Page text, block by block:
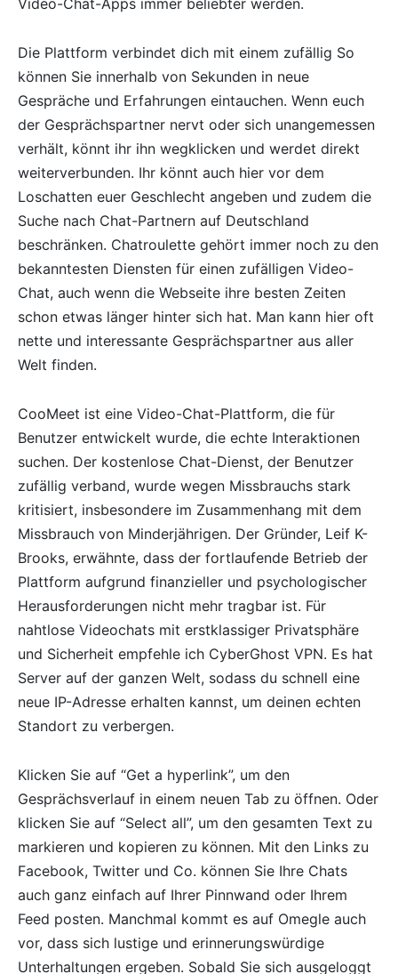
Video-Chat-Apps immer beliebter werden.
Die Plattform verbindet dich mit einem zufällig So
können Sie innerhalb von Sekunden in neue
Gespräche und Erfahrungen eintauchen. Wenn euch
der Gesprächspartner nervt oder sich unangemessen
verhält, könnt ihr ihn wegklicken und werdet direkt
weiterverbunden. Ihr könnt auch hier vor dem
Loschatten euer Geschlecht angeben und zudem die
Suche nach Chat-Partnern auf Deutschland
beschränken. Chatroulette gehört immer noch zu den
bekanntesten Diensten für einen zufälligen Video-
Chat, auch wenn die Webseite ihre besten Zeiten
schon etwas länger hinter sich hat. Man kann hier oft
nette und interessante Gesprächspartner aus aller
Welt finden.
CooMeet ist eine Video-Chat-Plattform, die für
Benutzer entwickelt wurde, die echte Interaktionen
suchen. Der kostenlose Chat-Dienst, der Benutzer
zufällig verband, wurde wegen Missbrauchs stark
kritisiert, insbesondere im Zusammenhang mit dem
Missbrauch von Minderjährigen. Der Gründer, Leif K-
Brooks, erwähnte, dass der fortlaufende Betrieb der
Plattform aufgrund finanzieller und psychologischer
Herausforderungen nicht mehr tragbar ist. Für
nahtlose Videochats mit erstklassiger Privatsphäre
und Sicherheit empfehle ich CyberGhost VPN. Es hat
Server auf der ganzen Welt, sodass du schnell eine
neue IP-Adresse erhalten kannst, um deinen echten
Standort zu verbergen.
Klicken Sie auf “Get a hyperlink”, um den
Gesprächsverlauf in einem neuen Tab zu öffnen. Oder
klicken Sie auf “Select all”, um den gesamten Text zu
markieren und kopieren zu können. Mit den Links zu
Facebook, Twitter und Co. können Sie Ihre Chats
auch ganz einfach auf Ihrer Pinnwand oder Ihrem
Feed posten. Manchmal kommt es auf Omegle auch
vor, dass sich lustige und erinnerungswürdige
Unterhaltungen ergeben. Sobald Sie sich ausgeloggt